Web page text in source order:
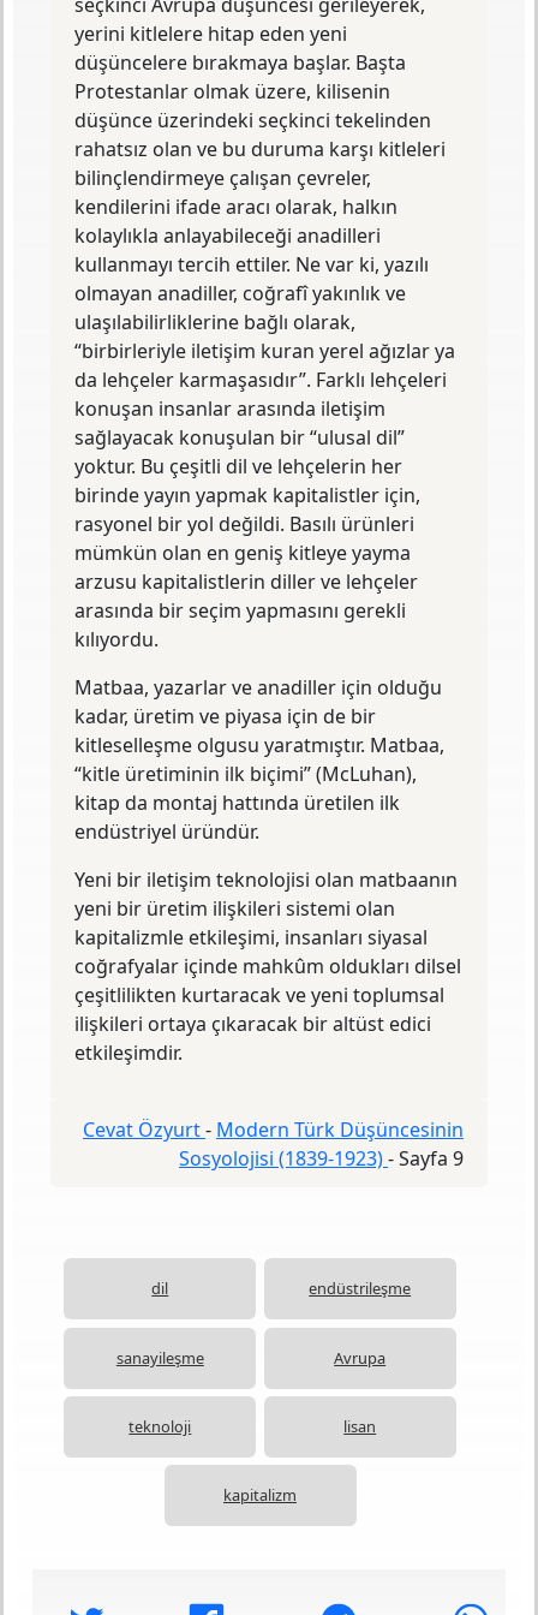
olmuştur. Bu üç kimliğin ortak özelliği,
Osmanlıcılık kimliğini de içermeleridir.
Yirminci yüzyılın başlarında bu kimliklere
Türkçülük de eklenmiştir.
yerini kitlelere hitap eden yeni
düşüncelere bırakmaya başlar. Başta
Protestanlar olmak üzere, kilisenin
düşünce üzerindeki seçkinci tekelinden
rahatsız olan ve bu duruma karşı kitleleri
bilinçlendirmeye çalışan çevreler,
kendilerini ifade aracı olarak, halkın
kolaylıkla anlayabileceği anadilleri
kullanmayı tercih ettiler. Ne var ki, yazılı
olmayan anadiller, coğrafî yakınlık ve
ulaşılabilirliklerine bağlı olarak,
“birbirleriyle iletişim kuran yerel ağızlar ya
da lehçeler karmaşasıdır”. Farklı lehçeleri
konuşan insanlar arasında iletişim
sağlayacak konuşulan bir “ulusal dil”
yoktur. Bu çeşitli dil ve lehçelerin her
birinde yayın yapmak kapitalistler için,
rasyonel bir yol değildi. Basılı ürünleri
mümkün olan en geniş kitleye yayma
arzusu kapitalistlerin diller ve lehçeler
arasında bir seçim yapmasını gerekli
kılıyordu.
Matbaa, yazarlar ve anadiller için olduğu
kadar, üretim ve piyasa için de bir
kitleselleşme olgusu yaratmıştır. Matbaa,
“kitle üretiminin ilk biçimi” (McLuhan),
kitap da montaj hattında üretilen ilk
endüstriyel üründür.
Yeni bir iletişim teknolojisi olan matbaanın
yeni bir üretim ilişkileri sistemi olan
kapitalizmle etkileşimi, insanları siyasal
coğrafyalar içinde mahkûm oldukları dilsel
çeşitlilikten kurtaracak ve yeni toplumsal
ilişkileri ortaya çıkaracak bir altüst edici
etkileşimdir.
Cevat Özyurt- Modern Türk Düşüncesinin
Sosyolojisi (1839-1923)-Sayfa 9
dil endüstrileşme
sanayileşme Avrupa
teknoloji lisan
kapitalizm